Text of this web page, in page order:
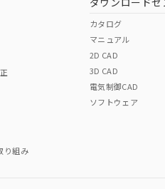
庫等で未対応品が混在する可能性
い合わせください。
り組み
カタログ
マニュアル
2D CAD
3D CAD
電気制御CAD
ソフトウェア